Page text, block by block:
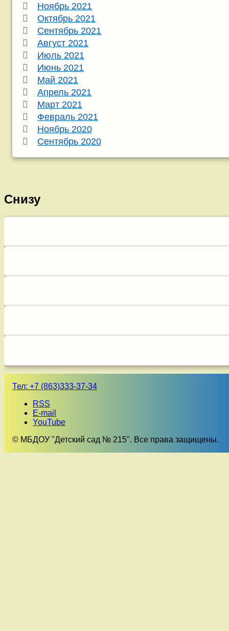
Ноябрь 2021
Октябрь 2021
Сентябрь 2021
Август 2021
Июль 2021
Июнь 2021
Май 2021
Апрель 2021
Март 2021
Февраль 2021
Ноябрь 2020
Сентябрь 2020
Снизу
Тел: +7 (863)333-37-34
RSS
E-mail
YouTube
© МБДОУ "Детский сад № 215". Все права защищены.